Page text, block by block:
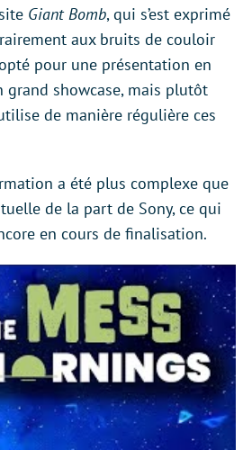
Giant Bomb, qui s’est exprimé
aux bruits de couloir
pour une présentation en
grand showcase, mais plutôt
de manière régulière ces
a été plus complexe que
de la part de Sony, ce qui
en cours de finalisation.